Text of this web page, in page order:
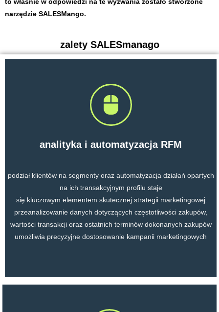
narzędzie SALESMango.
zalety SALESmanago
analityka i automatyzacja RFM
podział klientów na segmenty oraz automatyzacja działań opartych
na ich transakcyjnym profilu staje
się kluczowym elementem skutecznej strategii marketingowej.
przeanalizowanie danych dotyczących częstotliwości zakupów,
wartości transakcji oraz ostatnich terminów dokonanych zakupów
umożliwia precyzyjne dostosowanie kampanii marketingowych